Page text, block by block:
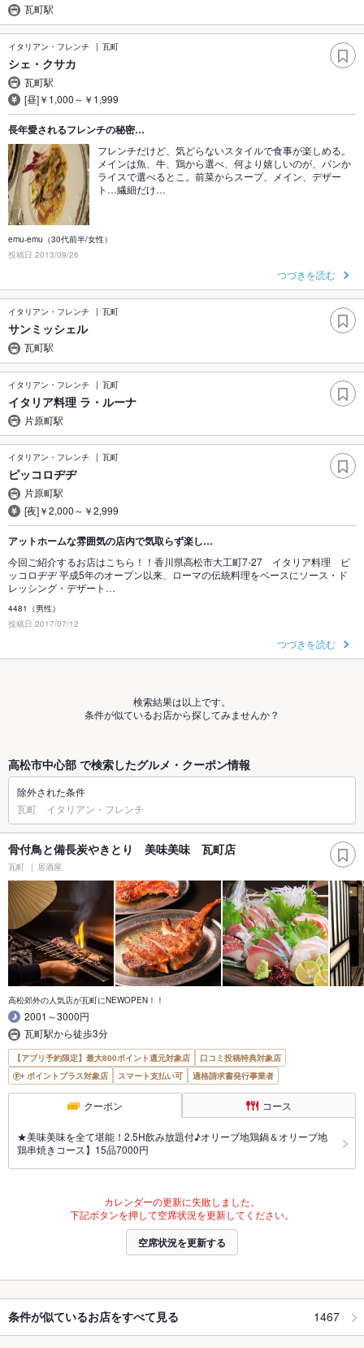
瓦町駅
イタリアン・フレンチ 瓦町
シェ・クサカ
瓦町駅
[昼]￥1,000～￥1,999
長年愛されるフレンチの秘密…
フレンチだけど、気どらないスタイルで食事が楽しめる。
メインは魚、牛、鶏から選べ、何より嬉しいのが、パンか
ライスで選べるとこ。前菜からスープ、メイン、デザー
ト…繊細だけ…
emu-emu（30代前半/女性）
投稿日 2013/09/26
つづきを読む
イタリアン・フレンチ 瓦町
サンミッシェル
瓦町駅
イタリアン・フレンチ 瓦町
イタリア料理 ラ・ルーナ
片原町駅
イタリアン・フレンチ 瓦町
ピッコロヂヂ
片原町駅
[夜]￥2,000～￥2,999
アットホームな雰囲気の店内で気取らず楽し…
今回ご紹介するお店はこちら！！香川県高松市大工町7-27 イタリア料理 ピ
ッコロヂヂ 平成5年のオープン以来、ローマの伝統料理をベースにソース・ド
レッシング・デザート…
4481（男性）
投稿日 2017/07/12
つづきを読む
検索結果は以上です。
条件が似ているお店から探してみませんか？
高松市中心部 で検索したグルメ・クーポン情報
除外された条件
瓦町 イタリアン・フレンチ
骨付鳥と備長炭やきとり 美味美味 瓦町店
瓦町 居酒屋
高松郊外の人気店が瓦町にNEWOPEN！！
2001～3000円
瓦町駅から徒歩3分
【アプリ予約限定】最大800ポイント還元対象店
口コミ投稿特典対象店
ポイントプラス対象店
スマート支払い可 適格請求書発行事業者
クーポン コース
★美味美味を全て堪能！2.5H飲み放題付♪オリーブ地鶏鍋＆オリーブ地
鶏串焼きコース】15品7000円
カレンダーの更新に失敗しました。
下記ボタンを押して空席状況を更新してください。
空席状況を更新する
条件が似ているお店をすべて見る 1467